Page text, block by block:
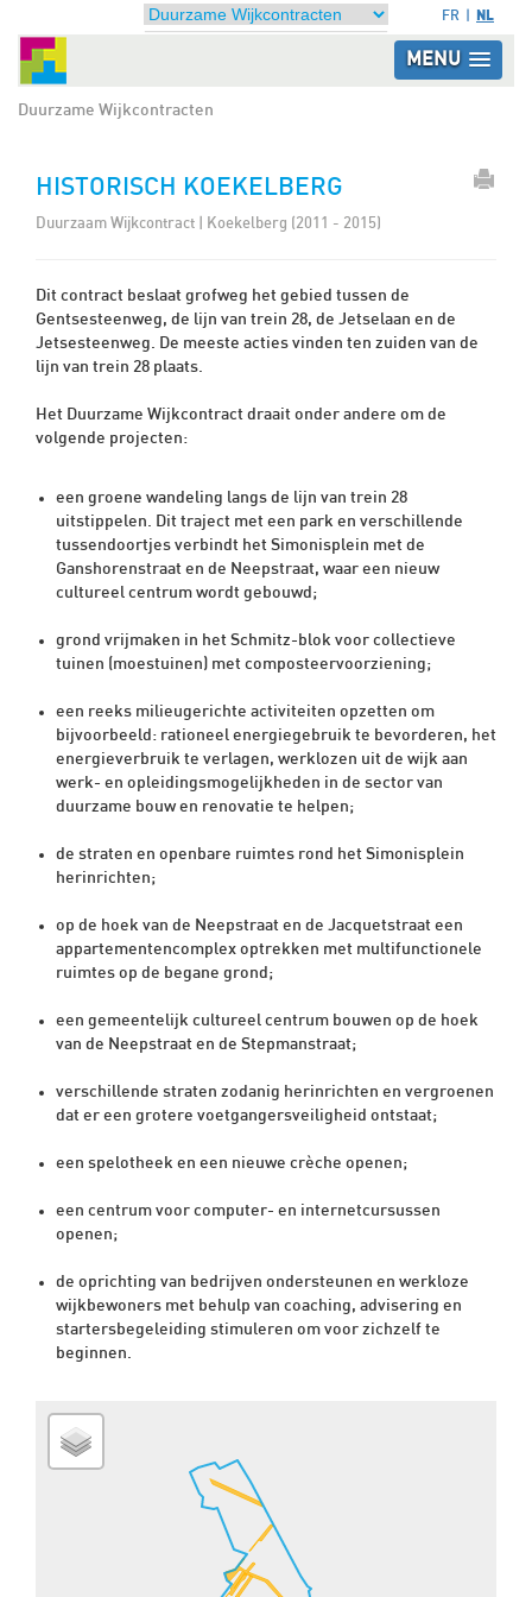
FR NL
MENU
Duurzame Wijkcontracten
HISTORISCH KOEKELBERG
Duurzaam Wijkcontract | Koekelberg (2011 - 2015)
Dit contract beslaat grofweg het gebied tussen de
Gentsesteenweg, de lijn van trein 28, de Jetselaan en de
Jetsesteenweg. De meeste acties vinden ten zuiden van de
lijn van trein 28 plaats.
Het Duurzame Wijkcontract draait onder andere om de
volgende projecten:
een groene wandeling langs de lijn van trein 28
uitstippelen. Dit traject met een park en verschillende
tussendoortjes verbindt het Simonisplein met de
Ganshorenstraat en de Neepstraat, waar een nieuw
cultureel centrum wordt gebouwd;
grond vrijmaken in het Schmitz-blok voor collectieve
tuinen (moestuinen) met composteervoorziening;
een reeks milieugerichte activiteiten opzetten om
bijvoorbeeld: rationeel energiegebruik te bevorderen, het
energieverbruik te verlagen, werklozen uit de wijk aan
werk- en opleidingsmogelijkheden in de sector van
duurzame bouw en renovatie te helpen;
de straten en openbare ruimtes rond het Simonisplein
herinrichten;
op de hoek van de Neepstraat en de Jacquetstraat een
appartementencomplex optrekken met multifunctionele
ruimtes op de begane grond;
een gemeentelijk cultureel centrum bouwen op de hoek
van de Neepstraat en de Stepmanstraat;
verschillende straten zodanig herinrichten en vergroenen
dat er een grotere voetgangersveiligheid ontstaat;
een spelotheek en een nieuwe crèche openen;
een centrum voor computer- en internetcursussen
openen;
de oprichting van bedrijven ondersteunen en werkloze
wijkbewoners met behulp van coaching, advisering en
startersbegeleiding stimuleren om voor zichzelf te
beginnen.